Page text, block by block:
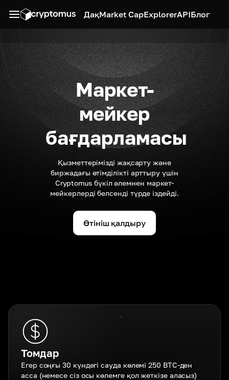
ДақMarket CapExplorerAPIБлог
Маркет-
мейкер
бағдарламасы
Қызметтерімізді жақсарту және
биржадағы өтімділікті арттыру үшін
Cryptomus бүкіл әлемнен маркет-
мейкерлерді белсенді түрде іздейді.
Өтініш қалдыру
Томдар
Егер соңғы 30 күндегі сауда көлемі 250 BTC-ден
асса (немесе сіз осы көлемге қол жеткізе аласыз)